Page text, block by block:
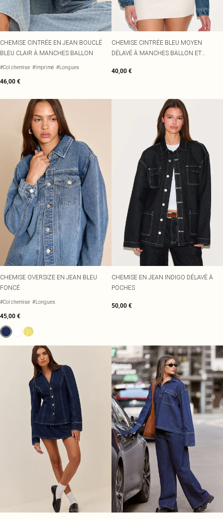
CHEMISE CINTRÉE EN JEAN BOUCLÉ
BLEU CLAIR À MANCHES BALLON
#Col chemise #Imprimé #Longues
46,00 €
CHEMISE CINTRÉE BLEU MOYEN
DÉLAVÉ À MANCHES BALLON ET
40,00 €
CHEMISE OVERSIZE EN JEAN BLEU
FONCÉ
#Col chemise #Longues
45,00 €
CHEMISE EN JEAN INDIGO DÉLAVÉ À
POCHES
50,00 €